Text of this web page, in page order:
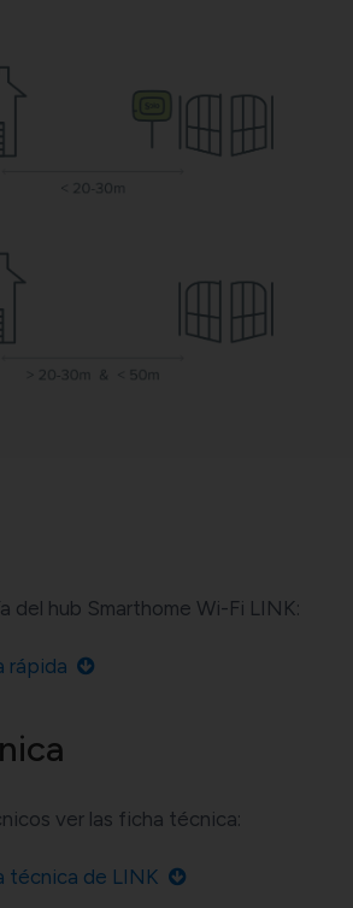
del hub Smarthome Wi-Fi LINK:
rápida
ver las ficha técnica:
técnica de LINK